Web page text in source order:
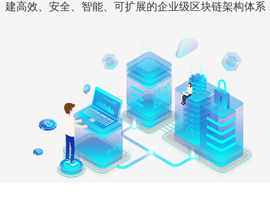
建高效、安全、智能、可扩展的企业级区块链架构体系